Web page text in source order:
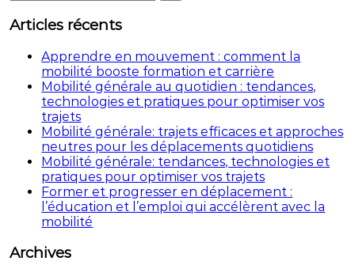
Articles récents
Apprendre en mouvement : comment la
mobilité booste formation et carrière
Mobilité générale au quotidien : tendances,
technologies et pratiques pour optimiser vos
trajets
Mobilité générale: trajets efficaces et approches
neutres pour les déplacements quotidiens
Mobilité générale: tendances, technologies et
pratiques pour optimiser vos trajets
Former et progresser en déplacement :
l’éducation et l’emploi qui accélèrent avec la
mobilité
Archives